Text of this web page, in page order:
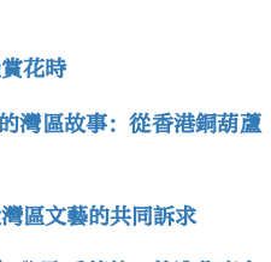
花時
灣區故事：從香港銅葫蘆
區文藝的共同訴求